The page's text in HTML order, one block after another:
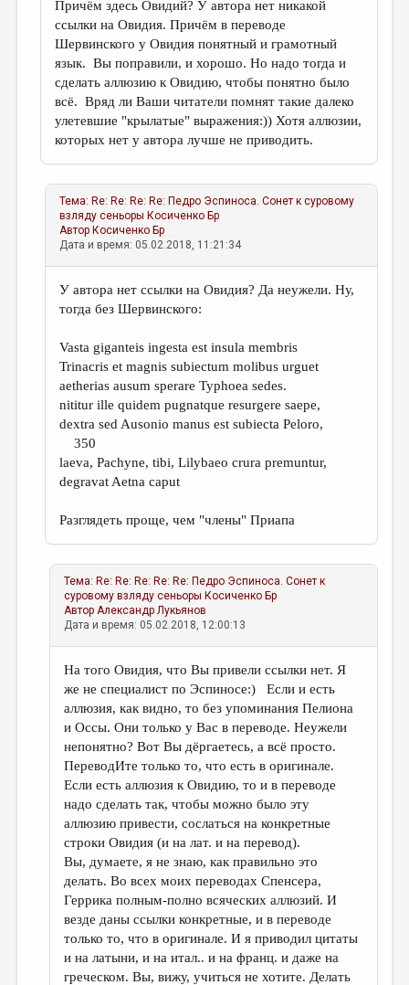
Причём здесь Овидий? У автора нет никакой
ссылки на Овидия. Причём в переводе
Шервинского у Овидия понятный и грамотный
язык. Вы поправили, и хорошо. Но надо тогда и
сделать аллюзию к Овидию, чтобы понятно было
всё. Вряд ли Ваши читатели помнят такие далеко
улетевшие "крылатые" выражения:)) Хотя аллюзии,
которых нет у автора лучше не приводить.
Тема: Re: Re: Re: Re: Педро Эспиноса. Сонет к суровому
взляду сеньоры Косиченко Бр
Автор Косиченко Бр
Дата и время: 05.02.2018, 11:21:34
У автора нет ссылки на Овидия? Да неужели. Ну,
тогда без Шервинского:
Vasta giganteis ingesta est insula membris
Trinacris et magnis subiectum molibus urguet
aetherias ausum sperare Typhoea sedes.
nititur ille quidem pugnatque resurgere saepe,
dextra sed Ausonio manus est subiecta Peloro,
350
laeva, Pachyne, tibi, Lilybaeo crura premuntur,
degravat Aetna caput
Разглядеть проще, чем "члены" Приапа
Тема: Re: Re: Re: Re: Re: Педро Эспиноса. Сонет к
суровому взляду сеньоры Косиченко Бр
АвторАлександр Лукьянов
Дата и время: 05.02.2018, 12:00:13
На того Овидия, что Вы привели ссылки нет. Я
же не специалист по Эспиносе:) Если и есть
аллюзия, как видно, то без упоминания Пелиона
и Оссы. Они только у Вас в переводе. Неужели
непонятно? Вот Вы дёргаетесь, а всё просто.
ПереводИте только то, что есть в оригинале.
Если есть аллюзия к Овидию, то и в переводе
надо сделать так, чтобы можно было эту
аллюзию привести, сослаться на конкретные
строки Овидия (и на лат. и на перевод).
Вы, думаете, я не знаю, как правильно это
делать. Во всех моих переводах Спенсера,
Геррика полным-полно всяческих аллюзий. И
везде даны ссылки конкретные, и в переводе
только то, что в оригинале. И я приводил цитаты
и на латыни, и на итал.. и на франц. и даже на
греческом. Вы, вижу, учиться не хотите. Делать